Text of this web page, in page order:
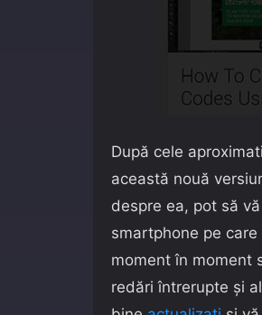
După cele
această nouă
despre ea, pot să
smartphone pe
moment în moment
redări întrerupte și